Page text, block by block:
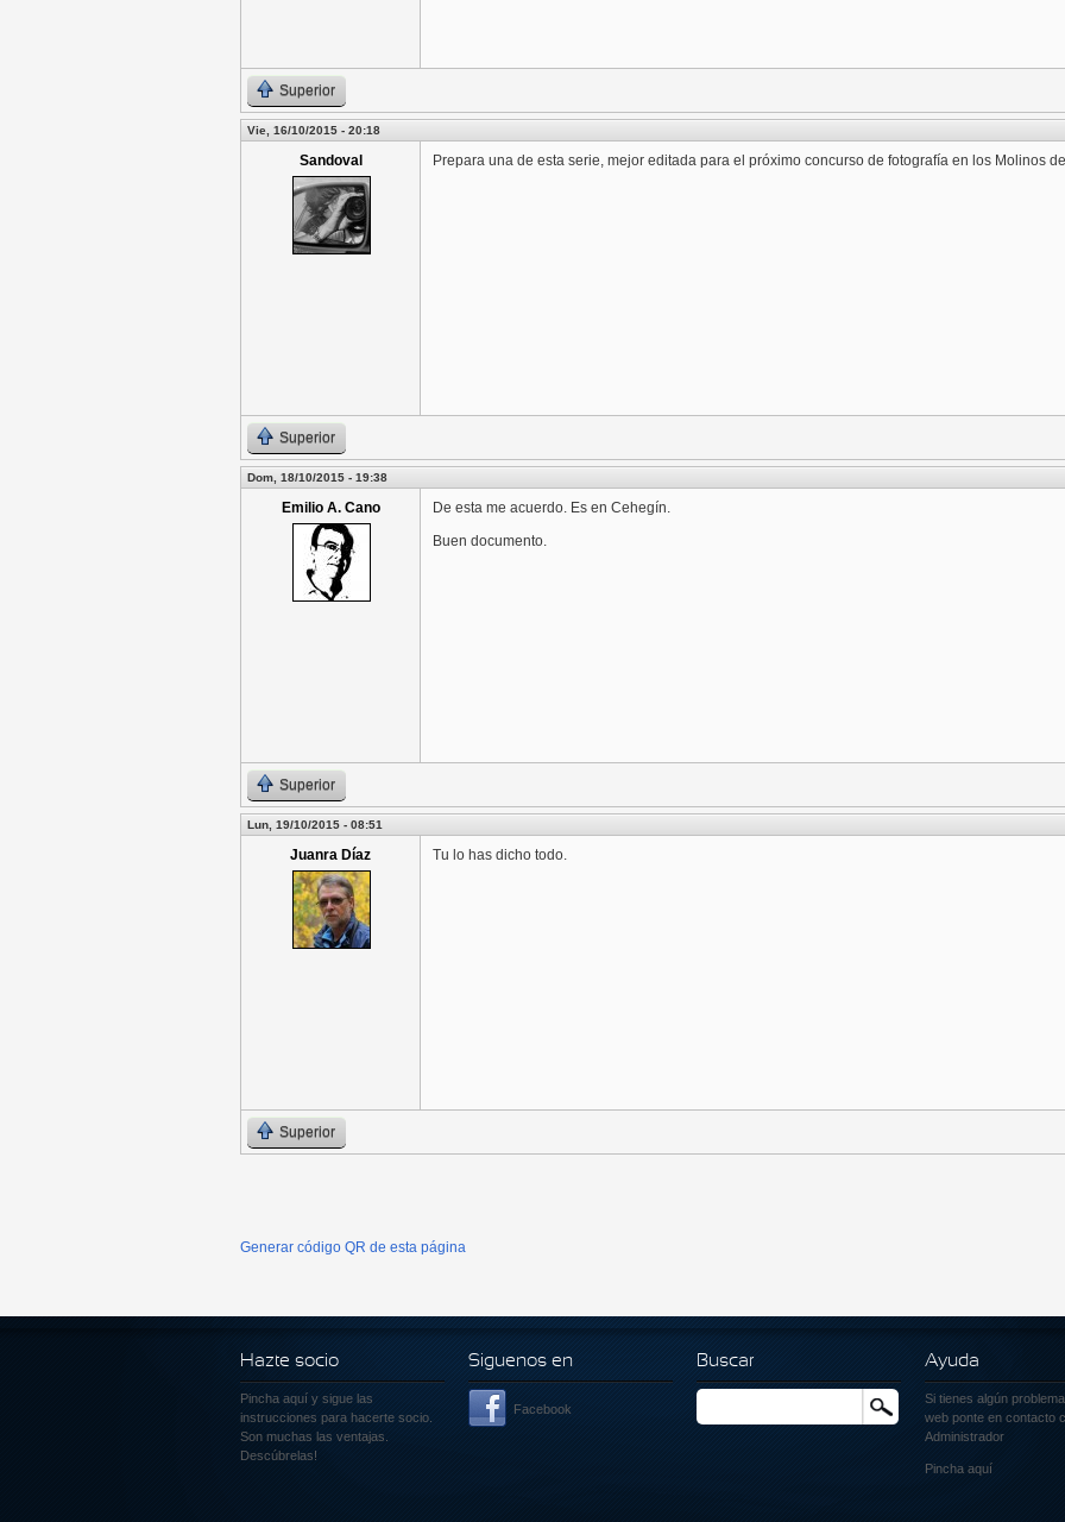
Superior
Vie, 16/10/2015 - 20:18
Sandoval
Prepara una de esta serie, mejor editada para el próximo concurso de fotografía en los Molinos
Superior
Dom, 18/10/2015 - 19:38
Emilio A. Cano
De esta me acuerdo. Es en Cehegín.
Buen documento.
Superior
Lun, 19/10/2015 - 08:51
Juanra Díaz
Tu lo has dicho todo.
Superior
Generar código QR de esta página
Hazte socio
Pincha aquí y sigue las
instrucciones para hacerte socio.
Son muchas las ventajas.
Descúbrelas!
Siguenos en
Facebook
Buscar
Buscar
Ayuda
Si tienes algún
web ponte en contacto
Administrador
Pincha aquí